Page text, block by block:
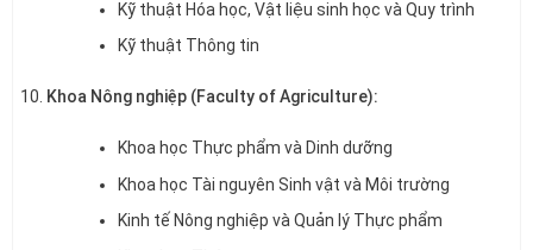
Kỹ thuật Hóa học, Vật liệu sinh học và Quy trình
Kỹ thuật Thông tin
Khoa Nông nghiệp (Faculty of Agriculture):
Khoa học Thực phẩm và Dinh dưỡng
Khoa học Tài nguyên Sinh vật và Môi trường
Kinh tế Nông nghiệp và Quản lý Thực phẩm